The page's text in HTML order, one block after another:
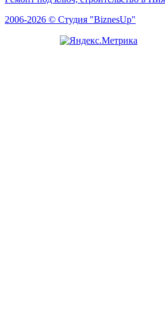
2006-2026 © Студия "BiznesUp"